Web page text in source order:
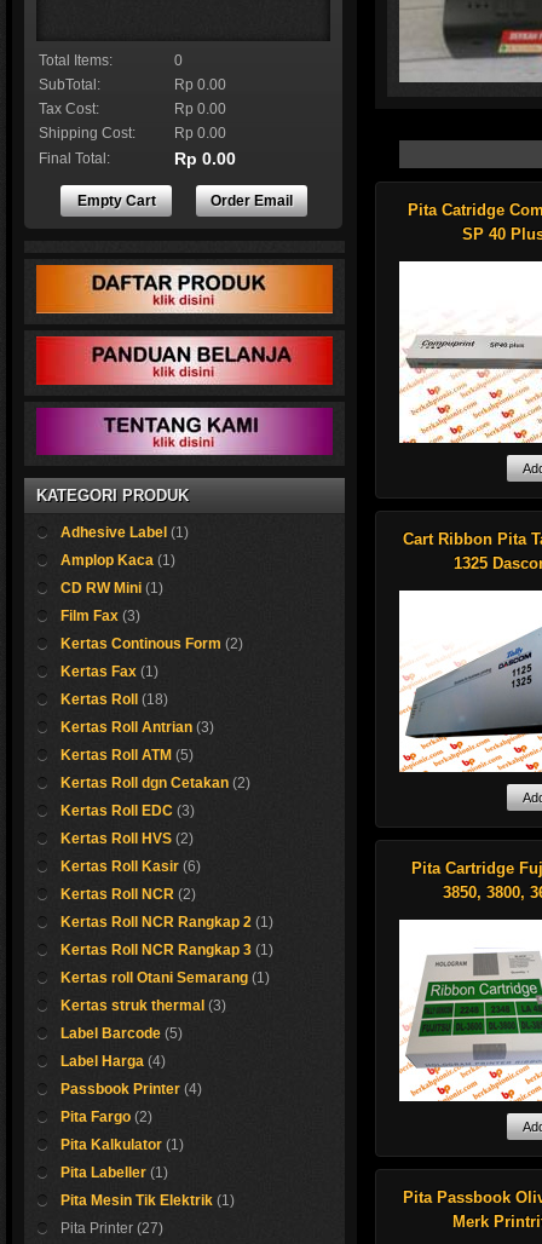
Genuine Datacard
Resin white
ermal
Masih segeerr
Ayo buruan beli
Shop now !
Pita Catridge
SP 40
Kami sedia pita
catridge ribbon
Compuprint seri
maupun SP40
Mampu melakukan
pencetakan
character.
pembelian
tertentu
Detail harga
hubungi sales
Cart Ribbon Pita
1325
Kami sedia
Ribbon atau pita
untuk merk Tally
Dascom.
Harga sangat
untuk anda...
sales support kami
Pita Cartridge
3850, 3800,
Kami sedia ribbon
atau pita printer
Fujitsu seri
DL 3600
DL 3800
DL 3850
Pita Passbook
Merk
Total Items:
0
SubTotal:
Rp 0.00
Tax Cost:
Rp 0.00
Shipping Cost:
Rp 0.00
Final Total:
Rp 0.00
Empty Cart Order Email
KATEGORI PRODUK
Adhesive Label (1)
Amplop Kaca (1)
CD RW Mini (1)
Film Fax (3)
Kertas Continous Form (2)
Kertas Fax (1)
Kertas Roll
(18)
Kertas Roll Antrian (3)
Kertas Roll ATM (5)
Kertas Roll dgn Cetakan (2)
Kertas Roll EDC (3)
Kertas Roll HVS (2)
Kertas Roll Kasir (6)
Kertas Roll NCR (2)
Kertas Roll NCR Rangkap 2 (1)
Kertas Roll NCR Rangkap 3 (1)
Kertas roll Otani Semarang (1)
Kertas struk thermal (3)
Label Barcode (5)
Label Harga (4)
Passbook Printer (4)
Pita Fargo (2)
Pita Kalkulator (1)
Pita Labeller (1)
Pita Mesin Tik Elektrik (1)
Pita Printer (27)